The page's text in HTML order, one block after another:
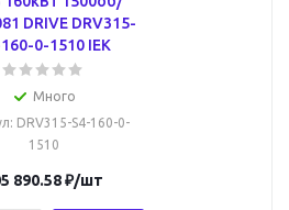
DRIVE DRV315-
0-1510 IEK
Много
: DRV315-S4-160-0-
1510
890.58₽/шт